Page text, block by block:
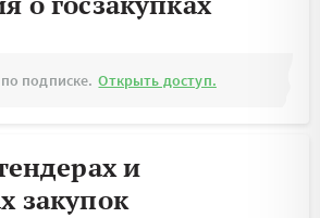
подписке. Открыть доступ.
и
закупок